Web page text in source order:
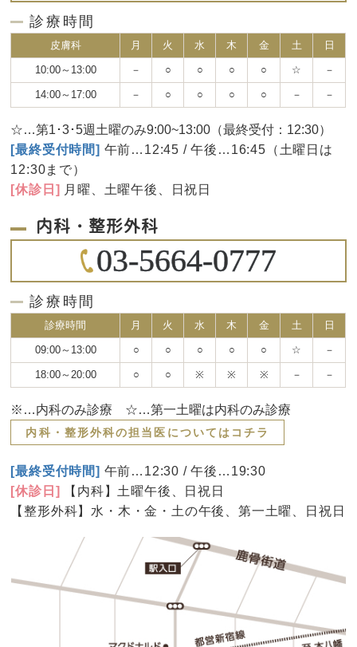
診療時間
皮膚科 月 火 水 木 金 土 日
10:00～13:00 － ○ ○ ○ ○ ☆ －
14:00～17:00 － ○ ○ ○ ○ － －
☆…第1･3･5週土曜のみ9:00~13:00（最終受付：12:30）
[最終受付時間] 午前…12:45 / 午後…16:45（土曜日は
12:30まで）
[休診日] 月曜、土曜午後、日祝日
内科・整形外科
03-5664-0777
診療時間
診療時間 月 火 水 木 金 土 日
09:00～13:00 ○ ○ ○ ○ ○ ☆ －
18:00～20:00 ○ ○ ※ ※ ※ － －
※…内科のみ診療 ☆…第一土曜は内科のみ診療
内科・整形外科の担当医についてはコチラ
[最終受付時間] 午前…12:30 / 午後…19:30
[休診日]
【内科】土曜午後、日祝日
【整形外科】水・木・金・土の午後、第一土曜、日祝日